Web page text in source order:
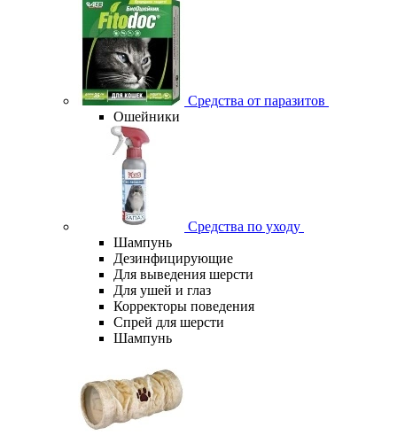
Средства от паразитов
Ошейники
Средства по уходу
Шампунь
Дезинфицирующие
Для выведения шерсти
Для ушей и глаз
Корректоры поведения
Спрей для шерсти
Шампунь